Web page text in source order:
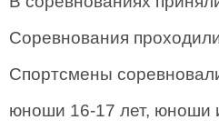
Соревнования
Спортсмены
юноши 16-17 лет, юноши